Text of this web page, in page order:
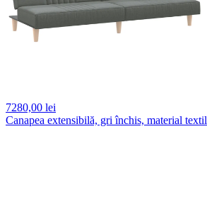
7280,00 lei
Canapea extensibilă, gri închis, material textil